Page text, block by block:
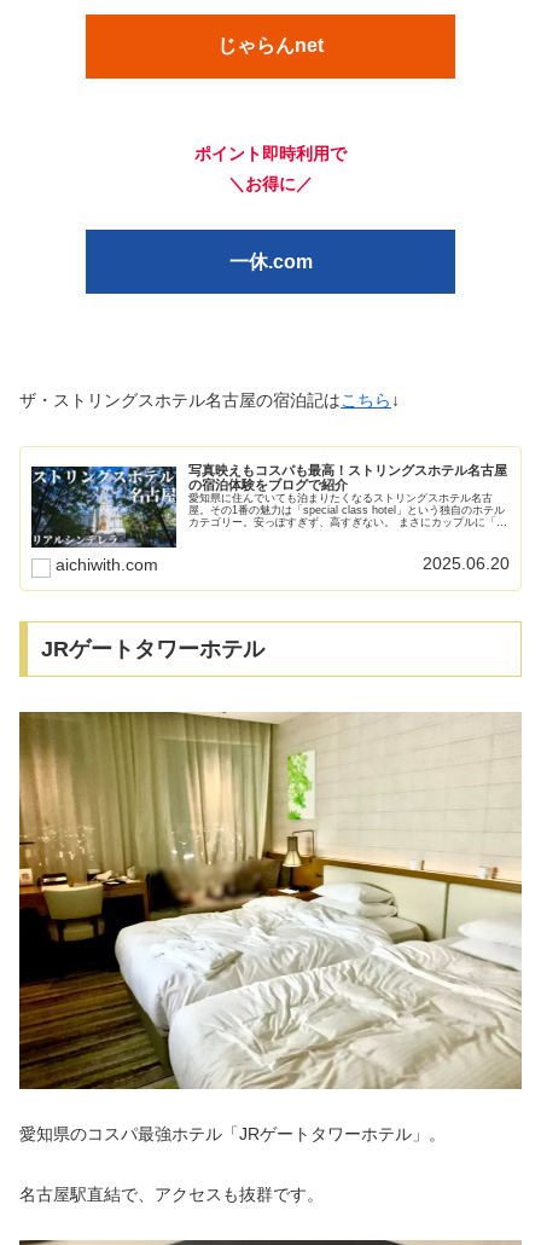
じゃらんnet
ポイント即時利用で
＼お得に／
一休.com
ザ・ストリングスホテル名古屋の宿泊記はこちら ↓
写真映えもコスパも最高！ストリングスホテル名古屋
の宿泊体験をブログで紹介
愛知県に住んでいても泊まりたくなるストリングスホテル名古
屋。その1番の魅力は「special class hotel」という独自のホテル
カテゴリー。安っぽすぎず、高すぎない。 まさにカップルに「ち
aichiwith.com 2025.06.20
JRゲートタワーホテル
愛知県のコスパ最強ホテル「JRゲートタワーホテル」。
名古屋駅直結で、アクセスも抜群です。